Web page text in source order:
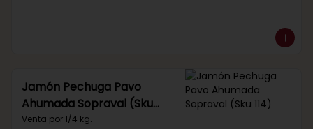
Jamón Pechuga Pavo
Ahumada Sopraval (Sku
114)
Venta por 1/4 kg.